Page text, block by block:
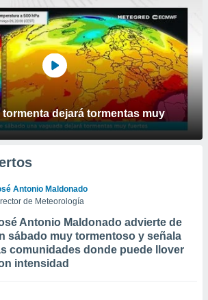
tormenta dejará tormentas muy
Antonio Maldonado
de Meteorología
Antonio Maldonado advierte de
sábado muy tormentoso y señala
comunidades donde puede llover
intensidad